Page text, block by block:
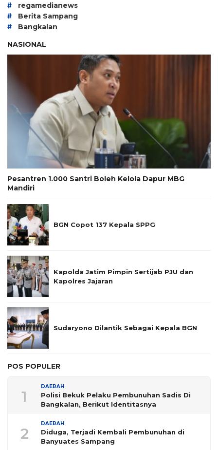
# regamedianews
# Berita Sampang
#
Bangkalan
NASIONAL
Pesantren 1.000 Santri Boleh Kelola Dapur MBG
Mandiri
BGN Copot 137 Kepala SPPG
Kapolda Jatim Pimpin Sertijab PJU dan
Kapolres Jajaran
Sudaryono Dilantik Sebagai Kepala BGN
POS POPULER
1
DAERAH
Polisi Bekuk Pelaku Pembunuhan Sadis Di
Bangkalan, Berikut Identitasnya
2
DAERAH
Diduga, Terjadi Kembali Pembunuhan di
Banyuates Sampang